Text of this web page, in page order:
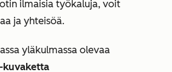
ilmaisia työkaluja, voit
ja yhteisöä.
yläkulmassa olevaa
kuvaketta